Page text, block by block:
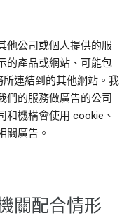
他公司或個人提供的服
的產品或網站、可能包
連結到的其他網站。我
們的服務做廣告的公司
和機構會使用 cookie、
關廣告。
關配合情形